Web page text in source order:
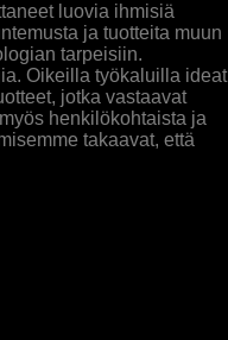
luovia ihmisiä
ja tuotteita muun
tarpeisiin.
Oikeilla työkaluilla ideat
jotka vastaavat
henkilökohtaista ja
takaavat, että